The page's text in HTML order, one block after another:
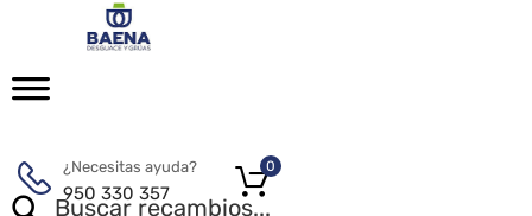
¿Necesitas ayuda?
950 330 357
0